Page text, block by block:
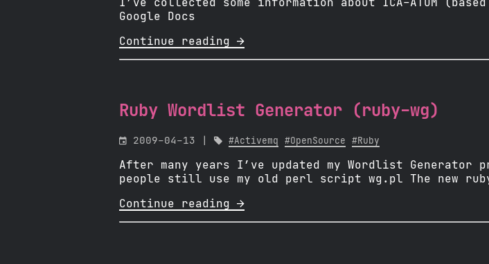
I’ve collected some information about ICA-ATOM
Google Docs
Continue reading 
Ruby Wordlist Generator (ruby-wg)
 2009-04-13 |  #Activemq #OpenSource #Ruby
After many years I’ve updated my Wordlist
people still use my old perl script wg.pl The new
Continue reading 